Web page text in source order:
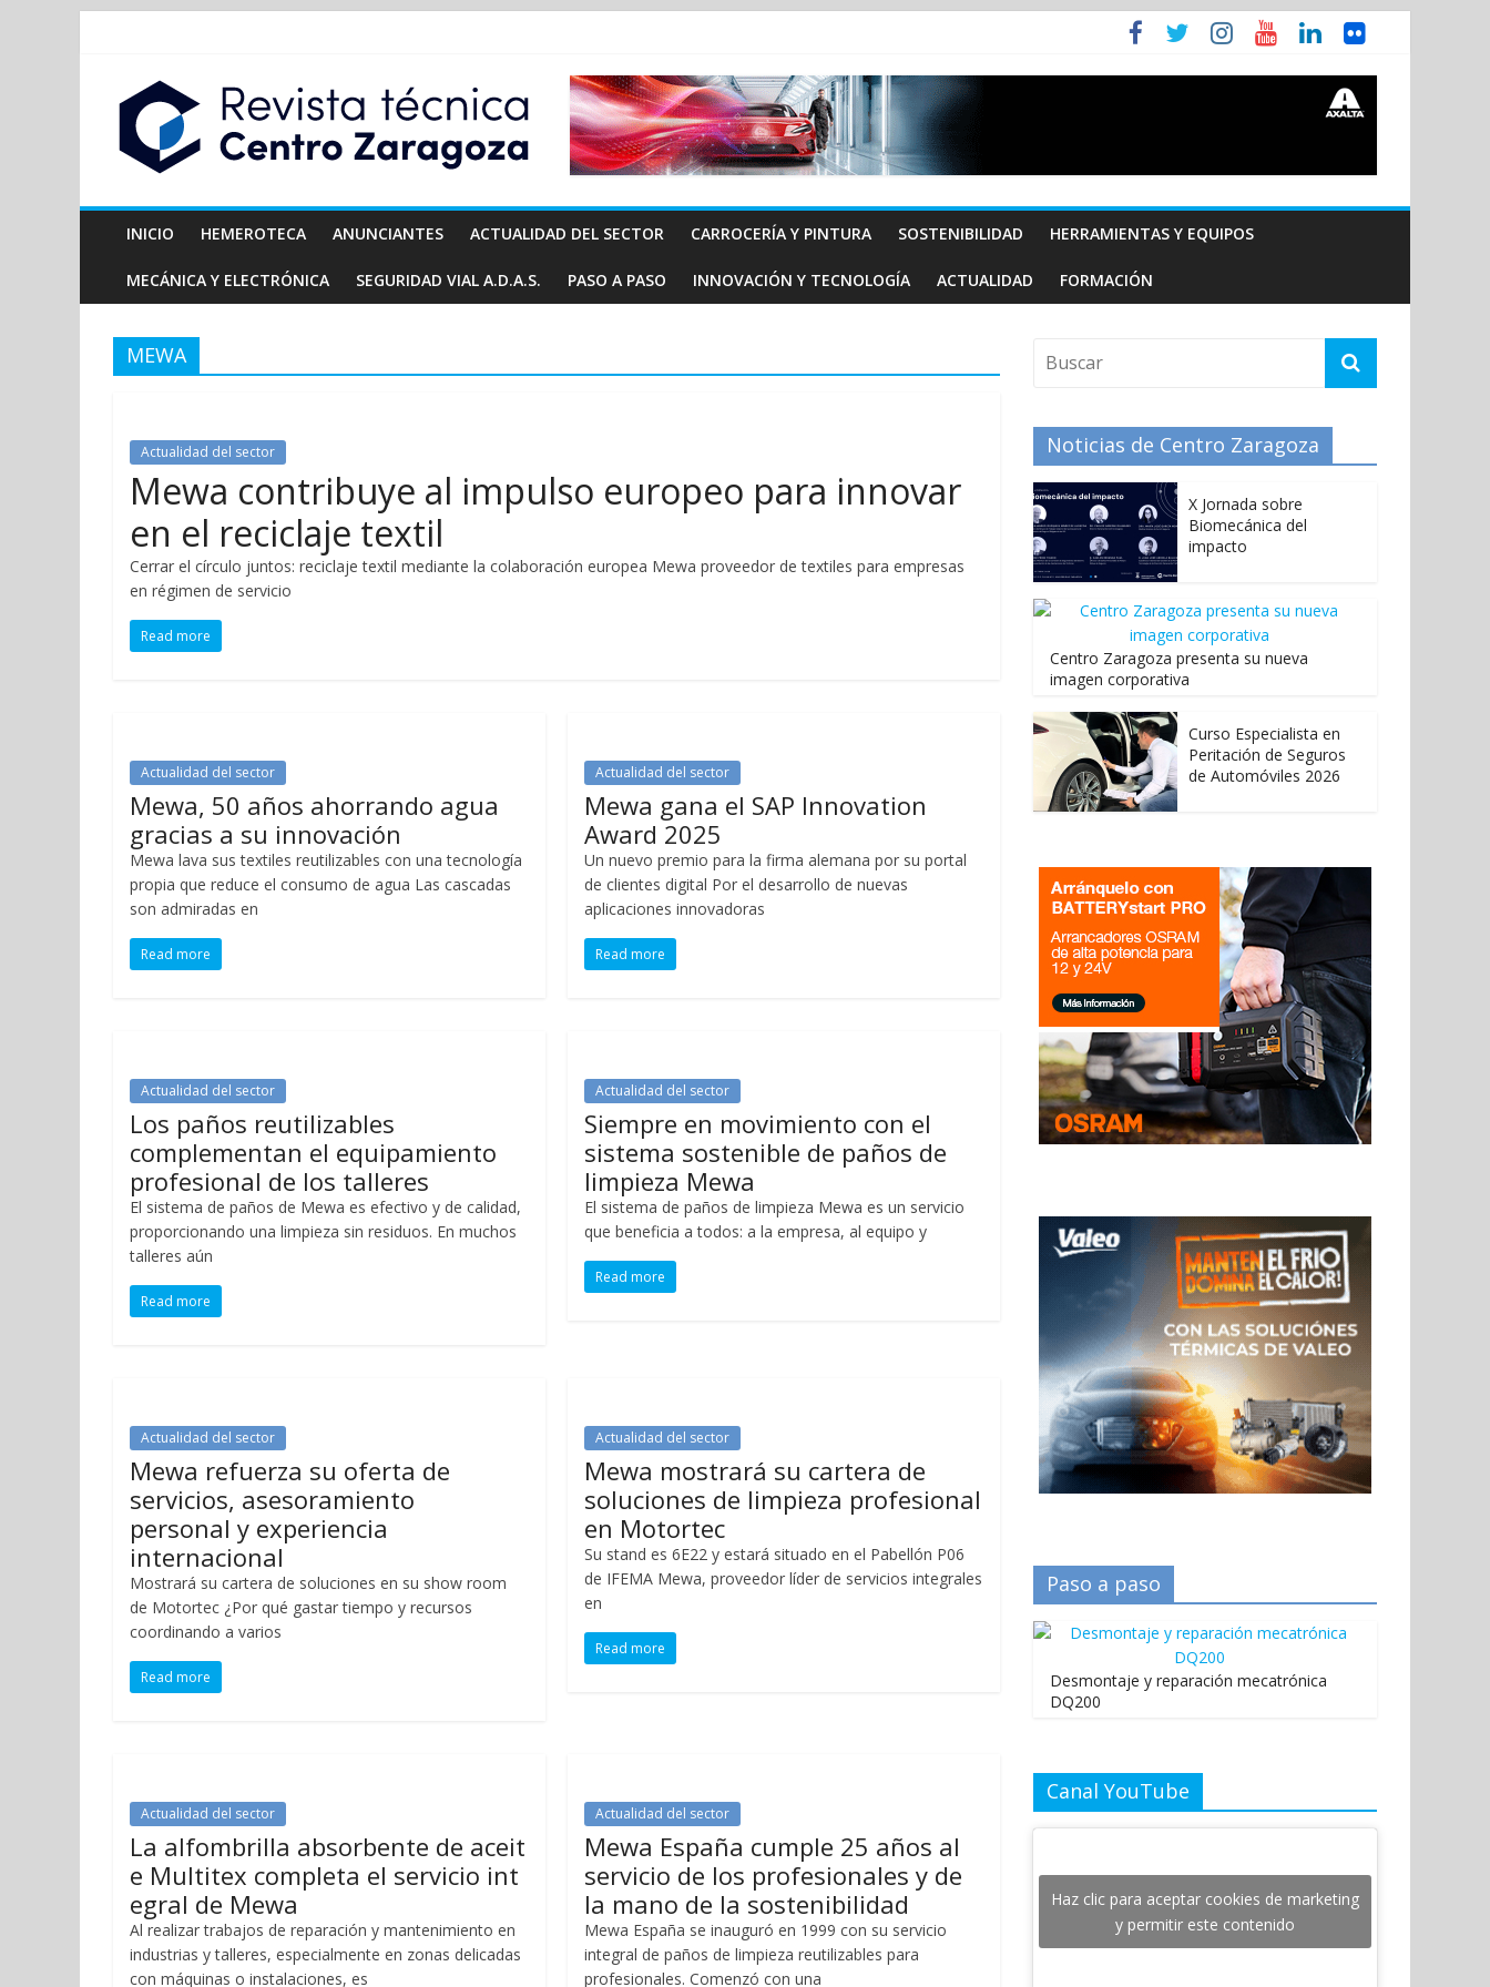
INICIO HEMEROTECA ANUNCIANTES ACTUALIDAD DEL SECTOR CARROCERÍA Y PINTURA SOSTENIBILIDAD HERRAMIENTAS Y EQUIPOS
MECÁNICA Y ELECTRÓNICA SEGURIDAD VIAL A.D.A.S. PASO A PASO INNOVACIÓN Y TECNOLOGÍA ACTUALIDAD FORMACIÓN
MEWA
Actualidad del sector
Mewa contribuye al impulso europeo para innovar
en el reciclaje textil
Cerrar el círculo juntos: reciclaje textil mediante la colaboración europea Mewa proveedor de textiles para empresas
en régimen de servicio
Read more
Actualidad del sector
Mewa, 50 años ahorrando agua
gracias a su innovación
Mewa lava sus textiles reutilizables con una tecnología
propia que reduce el consumo de agua Las cascadas
son admiradas en
Read more
Actualidad del sector
Mewa gana el SAP Innovation
Award 2025
Un nuevo premio para la firma alemana por su portal
de clientes digital Por el desarrollo de nuevas
aplicaciones innovadoras
Read more
Actualidad del sector
Los paños reutilizables
complementan el equipamiento
profesional de los talleres
El sistema de paños de Mewa es efectivo y de calidad,
proporcionando una limpieza sin residuos. En muchos
talleres aún
Read more
Actualidad del sector
Siempre en movimiento con el
sistema sostenible de paños de
limpieza Mewa
El sistema de paños de limpieza Mewa es un servicio
que beneficia a todos: a la empresa, al equipo y
Read more
Actualidad del sector
Mewa refuerza su oferta de
servicios, asesoramiento
personal y experiencia
internacional
Mostrará su cartera de soluciones en su show room
de Motortec ¿Por qué gastar tiempo y recursos
coordinando a varios
Read more
Actualidad del sector
Mewa mostrará su cartera de
soluciones de limpieza profesional
en Motortec
Su stand es 6E22 y estará situado en el Pabellón P06
de IFEMA Mewa, proveedor líder de servicios integrales
en
Read more
Actualidad del sector
La alfombrilla absorbente de aceit
e Multitex completa el servicio int
egral de Mewa
Al realizar trabajos de reparación y mantenimiento en
industrias y talleres, especialmente en zonas delicadas
con máquinas o instalaciones, es
Actualidad del sector
Mewa España cumple 25 años al
servicio de los profesionales y de
la mano de la sostenibilidad
Mewa España se inauguró en 1999 con su servicio
integral de paños de limpieza reutilizables para
profesionales. Comenzó con una
Noticias de Centro Zaragoza
X Jornada sobre
Biomecánica del
impacto
Centro Zaragoza presenta su nueva
imagen corporativa
Curso Especialista en
Peritación de Seguros
de Automóviles 2026
Paso a paso
Desmontaje y reparación mecatrónica
DQ200
Canal YouTube
Haz clic para aceptar cookies de marketing
y permitir este contenido